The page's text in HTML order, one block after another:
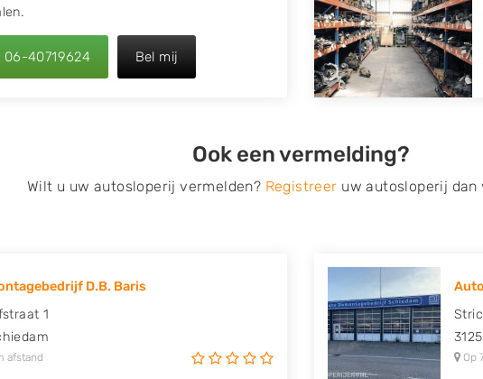
uw sloopauto te verkopen en op te
van Autosloperijen.nl. Wij
Dat kan via de Onderdelenlijn! Vul uw
Benz, Mitsubishi, Nissan, Opel,
Skoda, Suzuki, Tesla, Toyota,
06-40719624 Bel mij
Ook een vermelding?
Wilt u uw autosloperij vermelden? Registreer uw autosloperij dan
D.B. Baris
1
afstand Op